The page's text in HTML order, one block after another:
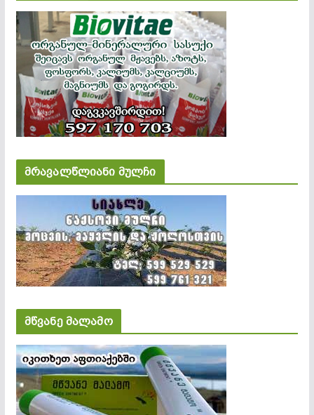
მრავალწლიანი მულჩი
მწვანე მალამო